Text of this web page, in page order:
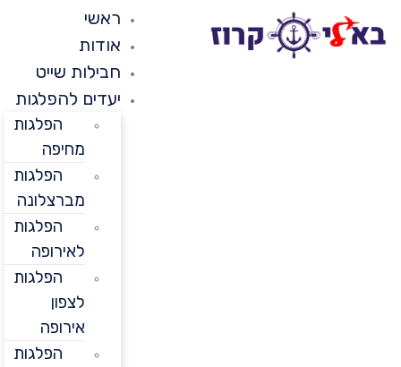
ראשי
אודות
חבילות שייט
יעדים להפלגות
הפלגות
מחיפה
הפלגות
מברצלונה
הפלגות
לאירופה
הפלגות
אירופה
הפלגות